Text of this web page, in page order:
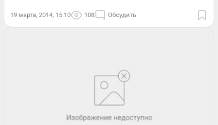
19 марта, 2014, 15:10 108 Обсудить